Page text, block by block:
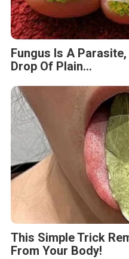
Fungus Is A
Drop Of Plain...
This Simple Trick
From Your Body!